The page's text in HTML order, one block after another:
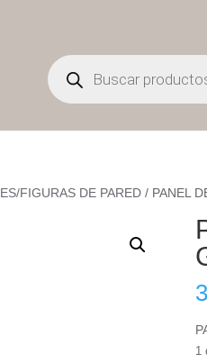
Búsqueda
de
productos
FIGURAS DE PARED / PANEL
1